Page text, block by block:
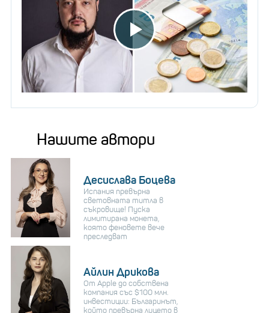
Нашите автори
Десислава Боцева
Испания превърна
световната титла в
съкровище! Пуска
лимитирана монета,
която феновете вече
преследват
Айлин Дрикова
От Apple до собствена
компания със $100 млн.
инвестиции: Българинът,
който превърна лицето в